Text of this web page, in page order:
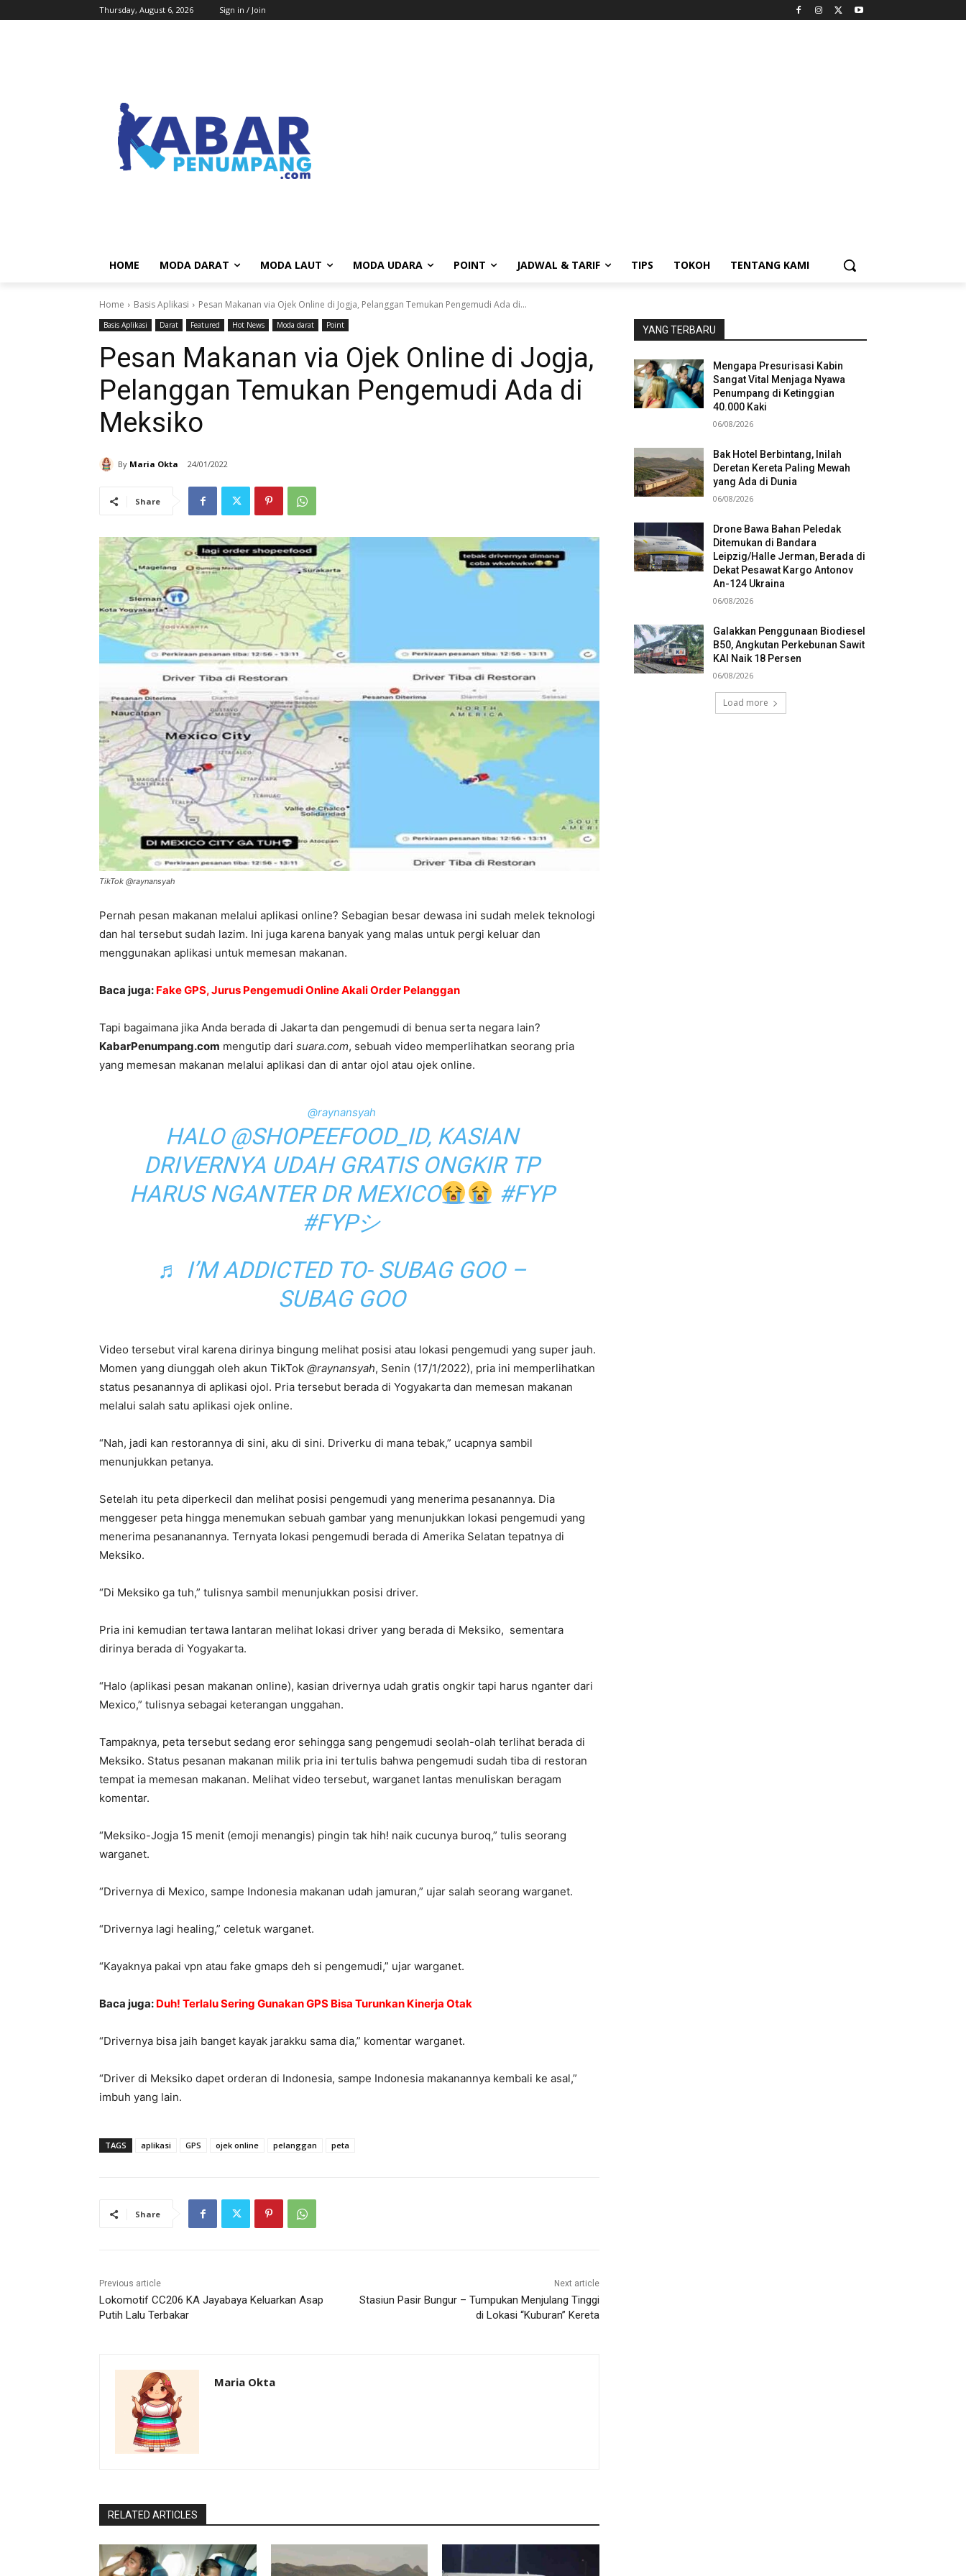
Thursday, August 6, 2026 Sign in / Join
HOME MODA DARAT MODA LAUT MODA UDARA POINT JADWAL & TARIF TIPS TOKOH TENTANG KAMI
Home Basis Aplikasi Pesan Makanan via Ojek Online di Jogja, Pelanggan Temukan Pengemudi Ada di...
Basis Aplikasi Darat Featured Hot News Moda darat Point
Pesan Makanan via Ojek Online di Jogja,
Pelanggan Temukan Pengemudi Ada di
Meksiko
By Maria Okta 24/01/2022
Share
TikTok @raynansyah
Pernah pesan makanan melalui aplikasi online? Sebagian besar dewasa ini sudah melek teknologi
dan hal tersebut sudah lazim. Ini juga karena banyak yang malas untuk pergi keluar dan
menggunakan aplikasi untuk memesan makanan.
Baca juga: Fake GPS, Jurus Pengemudi Online Akali Order Pelanggan
Tapi bagaimana jika Anda berada di Jakarta dan pengemudi di benua serta negara lain?
KabarPenumpang.com mengutip dari suara.com, sebuah video memperlihatkan seorang pria
yang memesan makanan melalui aplikasi dan di antar ojol atau ojek online.
@raynansyah
HALO @SHOPEEFOOD_ID, KASIAN
DRIVERNYA UDAH GRATIS ONGKIR TP
HARUS NGANTER DR MEXICO
#FYP
#FYPシ
♬ I’M ADDICTED TO- SUBAG GOO –
SUBAG GOO
Video tersebut viral karena dirinya bingung melihat posisi atau lokasi pengemudi yang super jauh.
Momen yang diunggah oleh akun TikTok @raynansyah, Senin (17/1/2022), pria ini memperlihatkan
status pesanannya di aplikasi ojol. Pria tersebut berada di Yogyakarta dan memesan makanan
melalui salah satu aplikasi ojek online.
“Nah, jadi kan restorannya di sini, aku di sini. Driverku di mana tebak,” ucapnya sambil
menunjukkan petanya.
Setelah itu peta diperkecil dan melihat posisi pengemudi yang menerima pesanannya. Dia
menggeser peta hingga menemukan sebuah gambar yang menunjukkan lokasi pengemudi yang
menerima pesananannya. Ternyata lokasi pengemudi berada di Amerika Selatan tepatnya di
Meksiko.
“Di Meksiko ga tuh,” tulisnya sambil menunjukkan posisi driver.
Pria ini kemudian tertawa lantaran melihat lokasi driver yang berada di Meksiko, sementara
dirinya berada di Yogyakarta.
“Halo (aplikasi pesan makanan online), kasian drivernya udah gratis ongkir tapi harus nganter dari
Mexico,” tulisnya sebagai keterangan unggahan.
Tampaknya, peta tersebut sedang eror sehingga sang pengemudi seolah-olah terlihat berada di
Meksiko. Status pesanan makanan milik pria ini tertulis bahwa pengemudi sudah tiba di restoran
tempat ia memesan makanan. Melihat video tersebut, warganet lantas menuliskan beragam
komentar.
“Meksiko-Jogja 15 menit (emoji menangis) pingin tak hih! naik cucunya buroq,” tulis seorang
warganet.
“Drivernya di Mexico, sampe Indonesia makanan udah jamuran,” ujar salah seorang warganet.
“Drivernya lagi healing,” celetuk warganet.
“Kayaknya pakai vpn atau fake gmaps deh si pengemudi,” ujar warganet.
Baca juga: Duh! Terlalu Sering Gunakan GPS Bisa Turunkan Kinerja Otak
“Drivernya bisa jaih banget kayak jarakku sama dia,” komentar warganet.
“Driver di Meksiko dapet orderan di Indonesia, sampe Indonesia makanannya kembali ke asal,”
imbuh yang lain.
TAGS aplikasi GPS ojek online pelanggan peta
Share
Previous article
Lokomotif CC206 KA Jayabaya Keluarkan Asap
Putih Lalu Terbakar
Next article
Stasiun Pasir Bungur – Tumpukan Menjulang Tinggi
di Lokasi “Kuburan” Kereta
Maria Okta
RELATED ARTICLES
YANG TERBARU
Mengapa Presurisasi Kabin
Sangat Vital Menjaga Nyawa
Penumpang di Ketinggian
40.000 Kaki
06/08/2026
Bak Hotel Berbintang, Inilah
Deretan Kereta Paling Mewah
yang Ada di Dunia
06/08/2026
Drone Bawa Bahan Peledak
Ditemukan di Bandara
Leipzig/Halle Jerman, Berada di
Dekat Pesawat Kargo Antonov
An-124 Ukraina
06/08/2026
Galakkan Penggunaan Biodiesel
B50, Angkutan Perkebunan Sawit
KAI Naik 18 Persen
06/08/2026
Load more